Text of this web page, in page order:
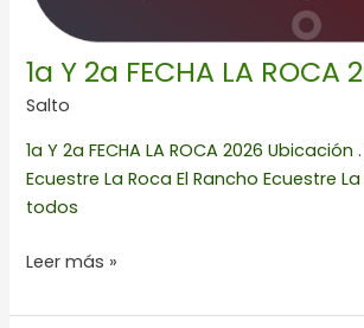
1a Y 2a FECHA LA ROCA
Salto
1a Y 2a FECHA LA ROCA 2026 Ubicación
Ecuestre La Roca El Rancho Ecuestre
todos
Leer más »